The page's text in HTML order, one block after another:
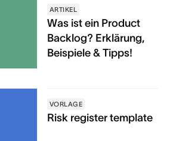
ARTIKEL
Was ist ein Product
Backlog? Erklärung,
Beispiele & Tipps!
VORLAGE
Risk register template